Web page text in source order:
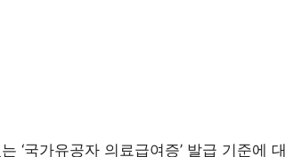
‘국가유공자 의료급여증’ 발급 기준에 대